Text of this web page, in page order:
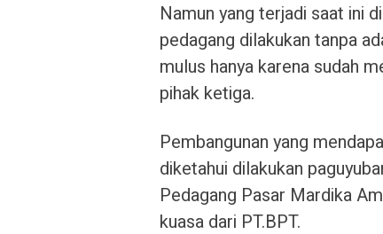
Namun yang terjadi saat ini
pedagang dilakukan tanpa
mulus hanya karena sudah
pihak ketiga.
Pembangunan yang
diketahui dilakukan
Pedagang Pasar Mardika
kuasa dari PT.BPT.